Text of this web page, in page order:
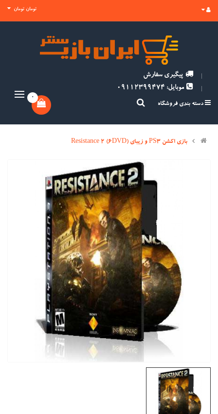
تومان تومان
پیگیری سفارش
موبایل: 09112399474
دسته بندی فروشگاه
0
بازی اکشن PS3 و زیبای (Resistance 2 (6DVD